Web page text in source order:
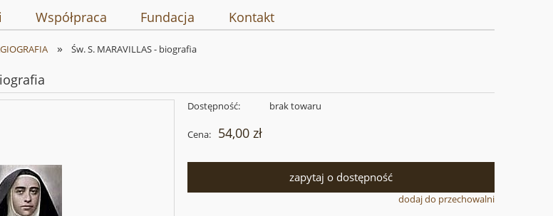
Współpraca Fundacja Kontakt
» Św. S. MARAVILLAS - biografia
Dostępność: brak towaru
Cena: 54,00 zł
zapytaj o dostępność
dodaj do przechowalni